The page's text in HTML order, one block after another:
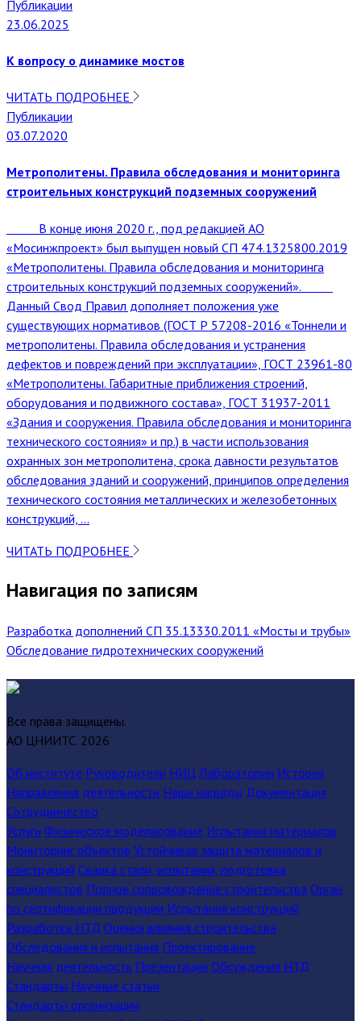
Публикации
23.06.2025
К вопросу о динамике мостов
ЧИТАТЬ ПОДРОБНЕЕ
Публикации
03.07.2020
Метрополитены. Правила обследования и мониторинга
строительных конструкций подземных сооружений
В конце июня 2020 г., под редакцией АО
«Мосинжпроект» был выпущен новый СП 474.1325800.2019
«Метрополитены. Правила обследования и мониторинга
строительных конструкций подземных сооружений».
Данный Свод Правил дополняет положения уже
существующих нормативов (ГОСТ Р 57208-2016 «Тоннели и
метрополитены. Правила обследования и устранения
дефектов и повреждений при эксплуатации», ГОСТ 23961-80
«Метрополитены. Габаритные приближения строений,
оборудования и подвижного состава», ГОСТ 31937-2011
«Здания и сооружения. Правила обследования и мониторинга
технического состояния» и пр.) в части использования
охранных зон метрополитена, срока давности результатов
обследования зданий и сооружений, принципов определения
технического состояния металлических и железобетонных
конструкций, ...
ЧИТАТЬ ПОДРОБНЕЕ
Навигация по записям
Разработка дополнений СП 35.13330.2011 «Мосты и трубы»
Обследование гидротехнических сооружений
Все права защищены.
АО ЦНИИТС. 2026
Об институте Руководители НИЦ Лаборатории История
Направления деятельности Наши награды Документация
Сотрудничество
Услуги Физическое моделирование Испытания материалов
Мониторинг объектов Устойчивая защита материалов и
конструкций Сварка стали, испытания, подготовка
специалистов Полное сопровождение строительства Орган
по сертификации продукции Испытания конструкций
Разработка НТД Оценка влияния строительства
Обследования и испытания Проектирование
Научная деятельность Презентации Обсуждения НТД
Стандарты Научные статьи
Стандарты организации